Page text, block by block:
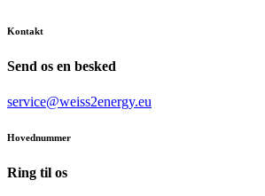
Kontakt
Send os en besked
service@weiss2energy.eu
Hovednummer
Ring til os